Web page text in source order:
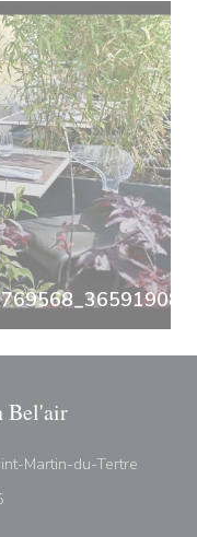
Bel'air
Martin-du-Tertre((apre